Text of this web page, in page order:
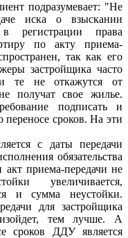
подразумевает: "Не
иска о взыскании
регистрации права
по акту приема-
так как его
застройщика часто
те не откажутся от
получат свое жилье.
подписать и
сроков. На эти
с даты передачи
обязательства
акт приема-передачи не
увеличивается,
и сумма неустойки.
для застройщика
тем лучше. А
сроков ДДУ является